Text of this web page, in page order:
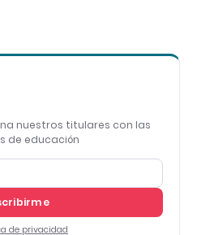
nuestros titulares con las
de educación
de privacidad